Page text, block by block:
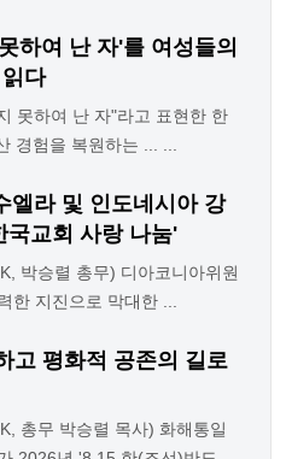
하여 난 자'를 여성들의
다
못하여 난 자"라고 표현한 한
경험을 복원하는 ... ...
엘라 및 인도네시아 강
국교회 사랑 나눔'
박승렬 총무) 디아코니아위원
한 지진으로 막대한 ...
고 평화적 공존의 길로
총무 박승렬 목사) 화해통일